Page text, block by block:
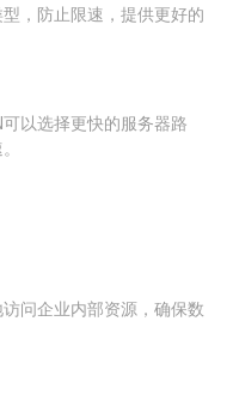
，防止限速，提供更好的
以选择更快的服务器路
问企业内部资源，确保数